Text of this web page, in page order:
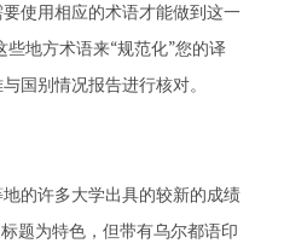
使用相应的术语才能做到这一
地方术语来“规范化”您的译
国别情况报告进行核对。
的许多大学出具的较新的成绩
题为特色，但带有乌尔都语印